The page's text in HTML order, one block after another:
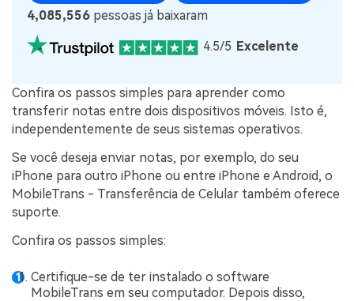
4,085,556 pessoas já baixaram
4.5/5 Excelente
Confira os passos simples para aprender como
transferir notas entre dois dispositivos móveis. Isto é,
independentemente de seus sistemas operativos.
Se você deseja enviar notas, por exemplo, do seu
iPhone para outro iPhone ou entre iPhone e Android, o
MobileTrans - Transferência de Celular também oferece
suporte.
Confira os passos simples:
Certifique-se de ter instalado o software
MobileTrans em seu computador. Depois disso,